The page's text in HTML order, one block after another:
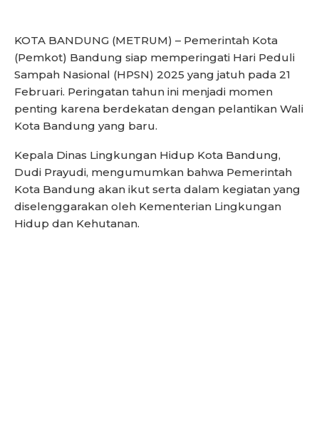
KOTA BANDUNG (METRUM) – Pemerintah Kota
(Pemkot) Bandung siap memperingati Hari Peduli
Sampah Nasional (HPSN) 2025 yang jatuh pada 21
Februari. Peringatan tahun ini menjadi momen
penting karena berdekatan dengan pelantikan Wali
Kota Bandung yang baru.
Kepala Dinas Lingkungan Hidup Kota Bandung,
Dudi Prayudi, mengumumkan bahwa Pemerintah
Kota Bandung akan ikut serta dalam kegiatan yang
diselenggarakan oleh Kementerian Lingkungan
Hidup dan Kehutanan.